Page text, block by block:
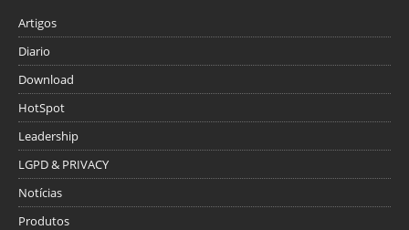
Artigos
Diario
Download
HotSpot
Leadership
LGPD & PRIVACY
Notícias
Produtos